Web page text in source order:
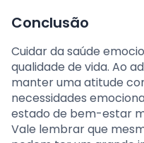
Conclusão
Cuidar da saúde
qualidade de vida. Ao
manter uma atitude
necessidades
estado de bem-estar
Vale lembrar que